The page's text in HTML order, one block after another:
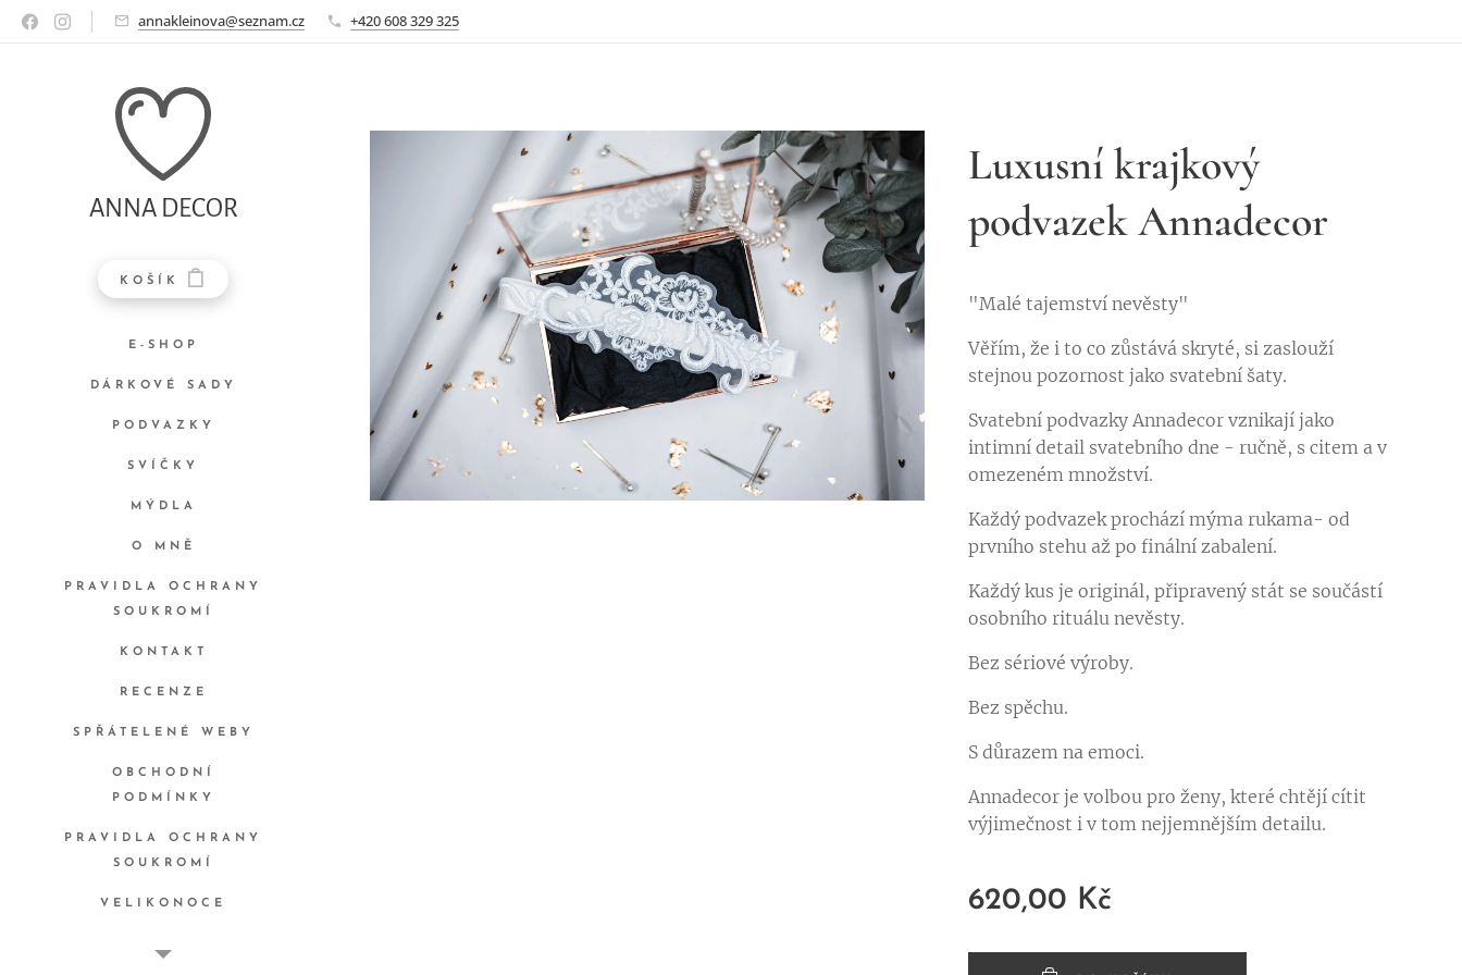
annakleinova@seznam.cz +420 608 329 325
ANNA DECOR
KOŠÍK
E-SHOP
DÁRKOVÉ SADY
PODVAZKY
SVÍČKY
MÝDLA
O MNĚ
PRAVIDLA OCHRANY
SOUKROMÍ
KONTAKT
RECENZE
SPŘÁTELENÉ WEBY
OBCHODNÍ
PODMÍNKY
PRAVIDLA OCHRANY
SOUKROMÍ
VELIKONOCE
Luxusní krajkový
podvazek Annadecor
"Malé tajemství nevěsty"
Věřím, že i to co zůstává skryté, si zaslouží
stejnou pozornost jako svatební šaty.
Svatební podvazky Annadecor vznikají jako
intimní detail svatebního dne - ručně, s citem a v
omezeném množství.
Každý podvazek prochází mýma rukama- od
prvního stehu až po finální zabalení.
Každý kus je originál, připravený stát se součástí
osobního rituálu nevěsty.
Bez sériové výroby.
Bez spěchu.
S důrazem na emoci.
Annadecor je volbou pro ženy, které chtějí cítit
výjimečnost i v tom nejjemnějším detailu.
620,00 Kč